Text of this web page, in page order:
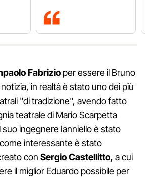
Fabrizio per essere il Bruno
in realtà è stato uno dei più
"di tradizione", avendo fatto
teatrale di Mario Scarpetta
suo ingegnere Ianniello è stato
interessante è stato
con Sergio Castellitto, a cui
il miglior Eduardo possibile per